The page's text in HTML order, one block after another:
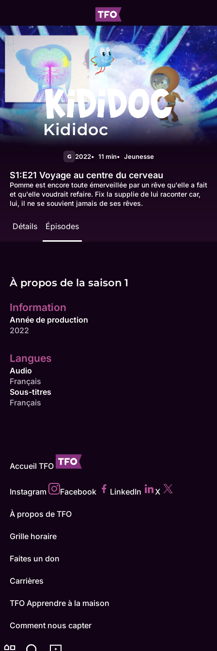
Kididoc
G 2022 11 min Jeunesse
S1:E21 Voyage au centre du cerveau
Pomme est encore toute émerveillée par un rêve qu'elle a fait
et qu'elle voudrait refaire. Fix la supplie de lui raconter car,
lui, il ne se souvient jamais de ses rêves.
Détails Épisodes
À propos de la saison 1
Information
Année de production
2022
Langues
Audio
Français
Sous-titres
Français
Accueil TFO
Instagram Facebook LinkedIn X
À propos de TFO
Grille horaire
Faites un don
Carrières
TFO Apprendre à la maison
Comment nous capter
Contactez-nous